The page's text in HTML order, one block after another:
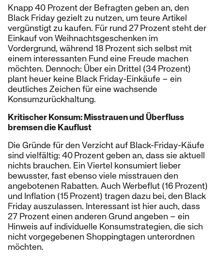
Knapp 40 Prozent der Befragten geben an, den
Black Friday gezielt zu nutzen, um teure Artikel
vergünstigt zu kaufen. Für rund 27 Prozent steht der
Einkauf von Weihnachtsgeschenken im
Vordergrund, während 18 Prozent sich selbst mit
einem interessanten Fund eine Freude machen
möchten. Dennoch: Über ein Drittel (34 Prozent)
plant heuer keine Black Friday-Einkäufe – ein
deutliches Zeichen für eine wachsende
Konsumzurückhaltung.
Kritischer Konsum: Misstrauen und Überfluss
bremsen die Kauflust
Die Gründe für den Verzicht auf Black-Friday-Käufe
sind vielfältig: 40 Prozent geben an, dass sie aktuell
nichts brauchen. Ein Viertel konsumiert lieber
bewusster, fast ebenso viele misstrauen den
angebotenen Rabatten. Auch Werbeflut (16 Prozent)
und Inflation (15 Prozent) tragen dazu bei, den Black
Friday auszulassen. Interessant ist hier auch, dass
27 Prozent einen anderen Grund angeben – ein
Hinweis auf individuelle Konsumstrategien, die sich
nicht vorgegebenen Shoppingtagen unterordnen
möchten.